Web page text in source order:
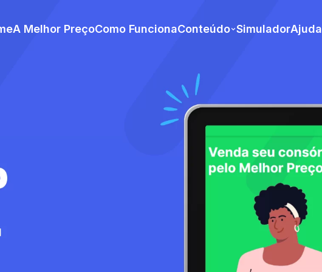
A Melhor PreçoComo FuncionaConteúdo SimuladorAjuda